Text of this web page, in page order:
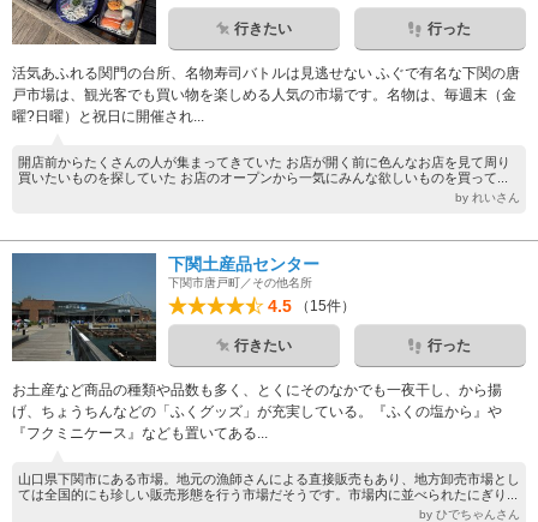
行きたい 行った
活気あふれる関門の台所、名物寿司バトルは見逃せない ふぐで有名な下関の唐
戸市場は、観光客でも買い物を楽しめる人気の市場です。名物は、毎週末（金
曜?日曜）と祝日に開催され...
開店前からたくさんの人が集まってきていた お店が開く前に色んなお店を見て周り
買いたいものを探していた お店のオープンから一気にみんな欲しいものを買って...
by れいさん
下関土産品センター
下関市唐戸町／その他名所
4.5 （15件）
行きたい 行った
お土産など商品の種類や品数も多く、とくにそのなかでも一夜干し、から揚
げ、ちょうちんなどの「ふくグッズ」が充実している。『ふくの塩から』や
『フクミニケース』なども置いてある...
山口県下関市にある市場。地元の漁師さんによる直接販売もあり、地方卸売市場とし
ては全国的にも珍しい販売形態を行う市場だそうです。市場内に並べられたにぎり...
by ひでちゃんさん